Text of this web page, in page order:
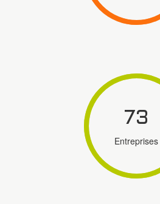
73
Entreprises